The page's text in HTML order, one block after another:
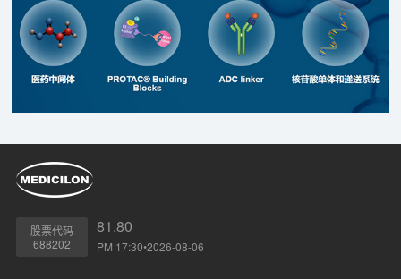
股票代码
688202
81.80
PM 17:30•2026-08-06